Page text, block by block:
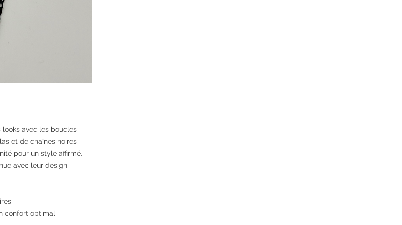
avec les boucles
et de chaînes noires
pour un style affirmé.
avec leur design
confort optimal